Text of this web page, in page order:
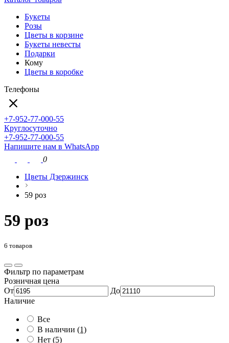
Букеты
Розы
Цветы в корзине
Букеты невесты
Подарки
Кому
Цветы в коробке
Телефоны
+7-952-77-000-55
Круглосуточно
+7-952-77-000-55
Напишите нам в WhatsApp
0
Цветы Дзержинск
59 роз
59 роз
6 товаров
Фильтр по параметрам
Розничная цена
От
До
Наличие
Все
В наличии (1)
Нет (5)